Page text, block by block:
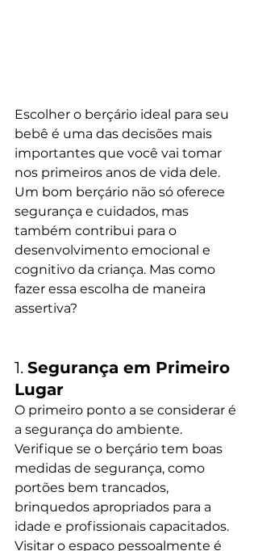
Escolher o berçário ideal para seu
bebê é uma das decisões mais
importantes que você vai tomar
nos primeiros anos de vida dele.
Um bom berçário não só oferece
segurança e cuidados, mas
também contribui para o
desenvolvimento emocional e
cognitivo da criança. Mas como
fazer essa escolha de maneira
assertiva?
1. Segurança em Primeiro
Lugar
O primeiro ponto a se considerar é
a segurança do ambiente.
Verifique se o berçário tem boas
medidas de segurança, como
portões bem trancados,
brinquedos apropriados para a
idade e profissionais capacitados.
Visitar o espaço pessoalmente é